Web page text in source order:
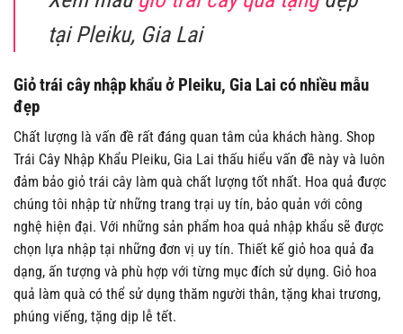
tại Pleiku, Gia Lai
Giỏ trái cây nhập khẩu ở Pleiku, Gia Lai có nhiều mẫu
đẹp
Chất lượng là vấn đề rất đáng quan tâm của khách hàng. Shop
Trái Cây Nhập Khẩu Pleiku, Gia Lai thấu hiểu vấn đề này và luôn
đảm bảo giỏ trái cây làm quà chất lượng tốt nhất. Hoa quả được
chúng tôi nhập từ những trang trại uy tín, bảo quản với công
nghệ hiện đại. Với những sản phẩm hoa quả nhập khẩu sẽ được
chọn lựa nhập tại những đơn vị uy tín. Thiết kế giỏ hoa quả đa
dạng, ấn tượng và phù hợp với từng mục đích sử dụng. Giỏ hoa
quả làm quà có thể sử dụng thăm người thân, tặng khai trương,
phúng viếng, tặng dịp lễ tết.